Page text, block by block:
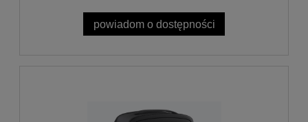
powiadom o dostępności